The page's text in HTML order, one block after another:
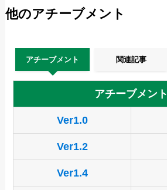
他のアチーブメント
アチーブメント 関連記事
アチーブメント
Ver1.0
Ver1.2
Ver1.4